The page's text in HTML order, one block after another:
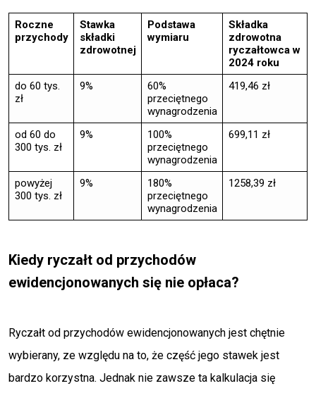
Roczne
przychody
Stawka
składki
zdrowotnej
Podstawa
wymiaru
Składka
zdrowotna
ryczałtowca w
2024 roku
do 60 tys.
zł
9%
60%
przeciętnego
wynagrodzenia
419,46 zł
od 60 do
300 tys. zł
9%
100%
przeciętnego
wynagrodzenia
699,11 zł
powyżej
300 tys. zł
9%
180%
przeciętnego
wynagrodzenia
1258,39 zł
Kiedy ryczałt od przychodów
ewidencjonowanych się nie opłaca?
Ryczałt od przychodów ewidencjonowanych jest chętnie
wybierany, ze względu na to, że część jego stawek jest
bardzo korzystna. Jednak nie zawsze ta kalkulacja się